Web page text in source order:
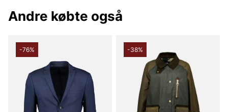
Andre købte også
-76% -38%